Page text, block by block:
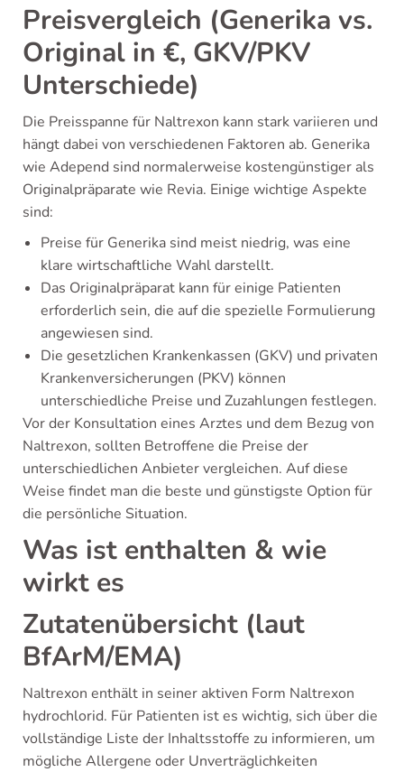
Preisvergleich (Generika vs.
Original in €, GKV/PKV
Unterschiede)
Die Preisspanne für Naltrexon kann stark variieren und
hängt dabei von verschiedenen Faktoren ab. Generika
wie Adepend sind normalerweise kostengünstiger als
Originalpräparate wie Revia. Einige wichtige Aspekte
sind:
Preise für Generika sind meist niedrig, was eine
klare wirtschaftliche Wahl darstellt.
Das Originalpräparat kann für einige Patienten
erforderlich sein, die auf die spezielle Formulierung
angewiesen sind.
Die gesetzlichen Krankenkassen (GKV) und privaten
Krankenversicherungen (PKV) können
unterschiedliche Preise und Zuzahlungen festlegen.
Vor der Konsultation eines Arztes und dem Bezug von
Naltrexon, sollten Betroffene die Preise der
unterschiedlichen Anbieter vergleichen. Auf diese
Weise findet man die beste und günstigste Option für
die persönliche Situation.
Was ist enthalten & wie
wirkt es
Zutatenübersicht (laut
BfArM/EMA)
Naltrexon enthält in seiner aktiven Form Naltrexon
hydrochlorid. Für Patienten ist es wichtig, sich über die
vollständige Liste der Inhaltsstoffe zu informieren, um
mögliche Allergene oder Unverträglichkeiten